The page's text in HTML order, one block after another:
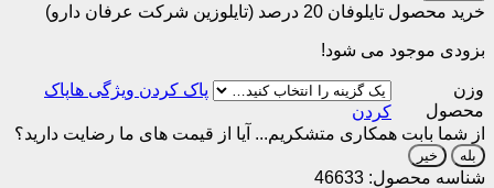
خرید محصول تایلوفان 20 درصد (تایلوزین شرکت عرفان دارو)
بزودی موجود می شود!
وزن
محصول
پاک
کردن
از شما بابت همکاری متشکریم... آیا از قیمت های ما رضایت دارید؟
بله خیر
شناسه محصول: 46633